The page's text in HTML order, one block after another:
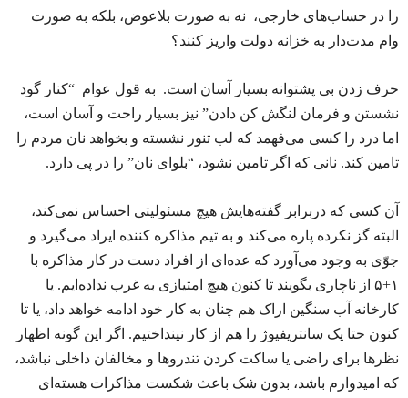
را در حساب‌های خارجی، نه به صورت بلاعوض، بلکه به صورت
وام مدت‌دار به خزانه دولت واریز کنند؟
حرف زدن بی پشتوانه بسیار آسان است. به قول عوام “کنار گود
نشستن و فرمان لنگش کن دادن” نیز بسیار راحت و آسان است،
اما درد را کسی می‌فهمد که لب تنور نشسته و بخواهد نان مردم را
تامین کند. نانی که اگر تامین نشود، “بلوای نان” را در پی دارد.
آن کسی که دربرابر گفته‌هایش هیچ مسئولیتی احساس نمی‌کند،
البته گز نکرده پاره می‌کند و به تیم مذاکره کننده ایراد می‌گیرد و
جوّی به وجود می‌آورد که عده‌ای از افراد دست در کار مذاکره با
۱+۵ از ناچاری بگویند تا کنون هیچ امتیازی به غرب نداده‌ایم. یا
کارخانه آب سنگین اراک هم چنان به کار خود ادامه خواهد داد، یا تا
کنون حتا یک سانتریفیوژ را هم از کار نینداختیم. اگر این گونه اظهار
نظر‌ها برای راضی یا ساکت کردن تندروها و مخالفان داخلی نباشد،
که امیدوارم باشد، بدون شک باعث شکست مذاکرات هسته‌ای